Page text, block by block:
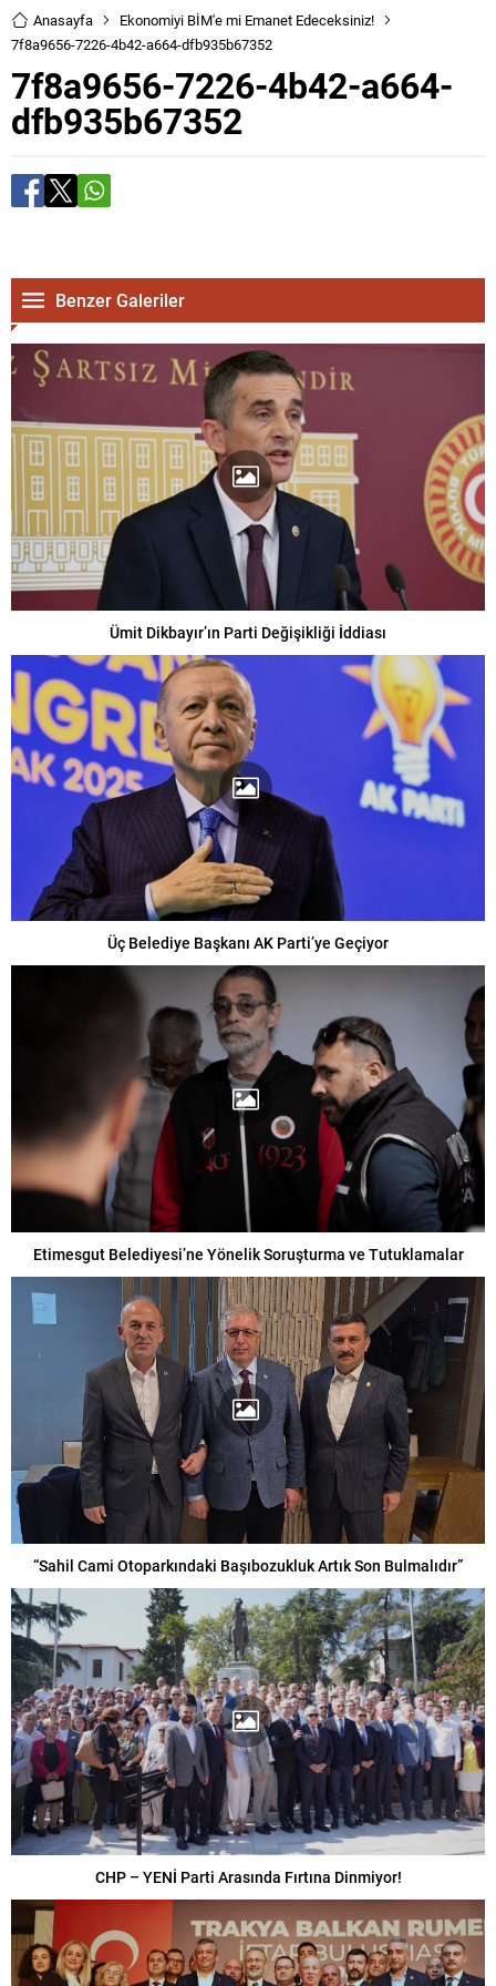
Anasayfa
Ekonomiyi BİM'e mi Emanet Edeceksiniz!
7f8a9656-7226-4b42-a664-dfb935b67352
7f8a9656-7226-4b42-a664-
dfb935b67352
Benzer Galeriler
Ümit Dikbayır’ın Parti Değişikliği İddiası
Üç Belediye Başkanı AK Parti’ye Geçiyor
Etimesgut Belediyesi’ne Yönelik Soruşturma ve Tutuklamalar
“Sahil Cami Otoparkındaki Başıbozukluk Artık Son Bulmalıdır”
CHP – YENİ Parti Arasında Fırtına Dinmiyor!